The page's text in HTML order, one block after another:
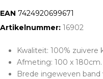
EAN: 7424920699671
Artikelnummer: 16902
Kwaliteit: 100% zuivere
Afmeting: 100 x 180cm.
Brede ingeweven